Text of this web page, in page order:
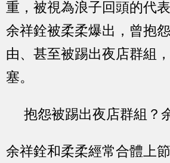
重，被視為浪子回頭的代
余祥銓被柔柔爆出，曾抱
由、甚至被踢出夜店群組
塞。
抱怨被踢出夜店群組？
余祥銓和柔柔經常合體上